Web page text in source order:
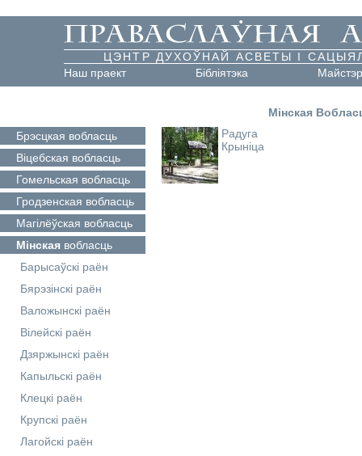
ЦЭНТР ДУХОЎНАЙ АСВЕТЫ І
Наш праект
Бібліятэка
Мінская
Брэсцкая вобласць
Віцебская вобласць
Гомельская вобласць
Гродзенская вобласць
Магілёўская вобласць
Мінская вобласць
Барысаўскі раён
Бярэзінскі раён
Валожынскі раён
Вілейскі раён
Дзяржынскі раён
Капыльскі раён
Клецкі раён
Крупскі раён
Лагойскі раён
Радуга
Крыніца